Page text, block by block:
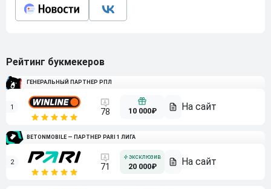
Рейтинг букмекеров
ГЕНЕРАЛЬНЫЙ ПАРТНЕР РПЛ
1 78 10 000₽
BETONMOBILE — ПАРТНЕР PARI 1 ЛИГА
2 71 20 000₽